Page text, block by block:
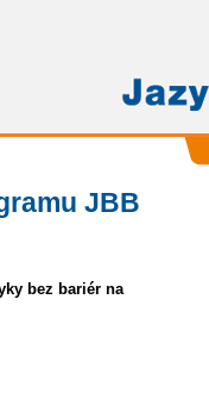
JBB
bez bariér na